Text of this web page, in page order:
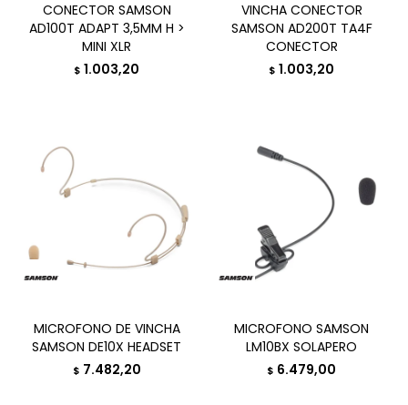
CONECTOR SAMSON
AD100T ADAPT 3,5MM H >
MINI XLR
$ 1.003,20
VINCHA CONECTOR
SAMSON AD200T TA4F
CONECTOR
$ 1.003,20
MICROFONO DE VINCHA
SAMSON DE10X HEADSET
$ 7.482,20
MICROFONO SAMSON
LM10BX SOLAPERO
$ 6.479,00